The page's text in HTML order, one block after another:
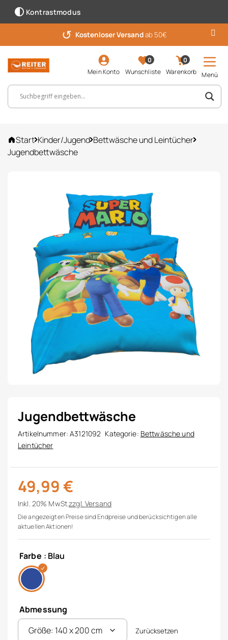
Kontrastmodus
↺ Kostenloser Versandab 50€
Mein Konto
0
Wunschliste
0
Warenkorb
Menü
Suchbegriff, Artikelnummer ...
Start Kinder/Jugend Bettwäsche und Leintücher
Jugendbettwäsche
Jugendbettwäsche
Artikelnummer:A3121092 Kategorie: Bettwäsche und
Leintücher
49,99 €
Inkl. 20% MwSt.zzgl. Versand
Die angezeigten Preise sind Endpreise und berücksichtigen alle
aktuellen Aktionen!
Farbe : Blau
Abmessung
Zurücksetzen